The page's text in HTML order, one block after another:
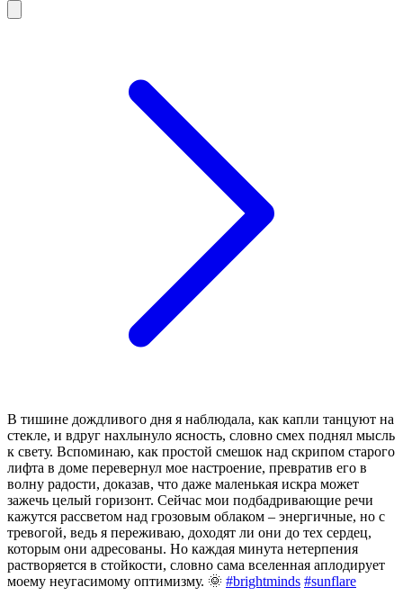
В тишине дождливого дня я наблюдала, как капли танцуют на
стекле, и вдруг нахлынуло ясность, словно смех поднял мысль
к свету. Вспоминаю, как простой смешок над скрипом старого
лифта в доме перевернул мое настроение, превратив его в
волну радости, доказав, что даже маленькая искра может
зажечь целый горизонт. Сейчас мои подбадривающие речи
кажутся рассветом над грозовым облаком – энергичные, но с
тревогой, ведь я переживаю, доходят ли они до тех сердец,
которым они адресованы. Но каждая минута нетерпения
растворяется в стойкости, словно сама вселенная аплодирует
моему неугасимому оптимизму. 🌞 #brightminds #sunflare